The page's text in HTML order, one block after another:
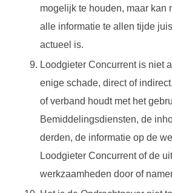
mogelijk te houden, maar kan
alle informatie te allen tijde
actueel is.
Loodgieter Concurrent is niet
enige schade, direct of
of verband houdt met het
Bemiddelingsdiensten, de
derden, de informatie op de
Loodgieter Concurrent of de
werkzaamheden door of